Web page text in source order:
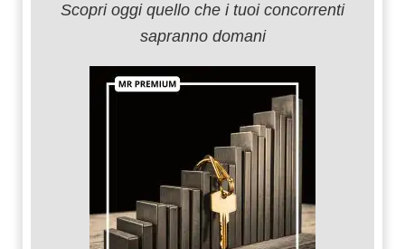
Scopri oggi quello che i tuoi concorrenti
sapranno domani